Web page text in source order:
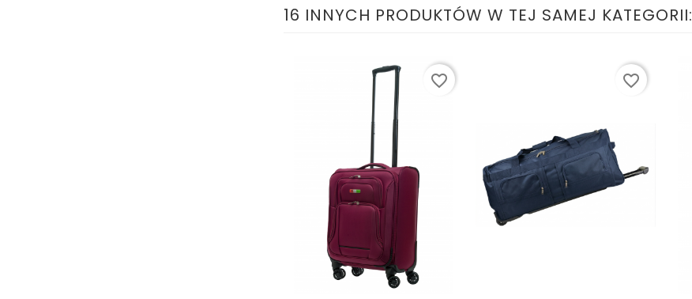
16 INNYCH PRODUKTÓW W TEJ SAMEJ KATEGORII:
favorite_border favorite_border